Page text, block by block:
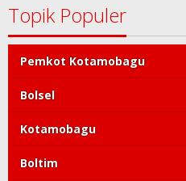
Topik Populer
Pemkot Kotamobagu
Bolsel
Kotamobagu
Boltim